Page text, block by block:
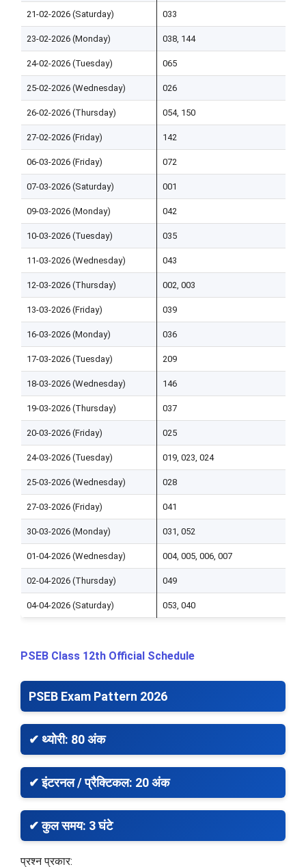
21-02-2026 (Saturday) 033
23-02-2026 (Monday) 038, 144
24-02-2026 (Tuesday) 065
25-02-2026 (Wednesday) 026
26-02-2026 (Thursday) 054, 150
27-02-2026 (Friday) 142
06-03-2026 (Friday) 072
07-03-2026 (Saturday) 001
09-03-2026 (Monday) 042
10-03-2026 (Tuesday) 035
11-03-2026 (Wednesday) 043
12-03-2026 (Thursday) 002, 003
13-03-2026 (Friday) 039
16-03-2026 (Monday) 036
17-03-2026 (Tuesday) 209
18-03-2026 (Wednesday) 146
19-03-2026 (Thursday) 037
20-03-2026 (Friday) 025
24-03-2026 (Tuesday) 019, 023, 024
25-03-2026 (Wednesday) 028
27-03-2026 (Friday) 041
30-03-2026 (Monday) 031, 052
01-04-2026 (Wednesday) 004, 005, 006, 007
02-04-2026 (Thursday) 049
04-04-2026 (Saturday) 053, 040
PSEB Class 12th Official Schedule
PSEB Exam Pattern 2026
✔ थ्योरी: 80 अंक
✔ इंटरनल / प्रैक्टिकल: 20 अंक
✔ कुल समय: 3 घंटे
प्रश्न प्रकार: